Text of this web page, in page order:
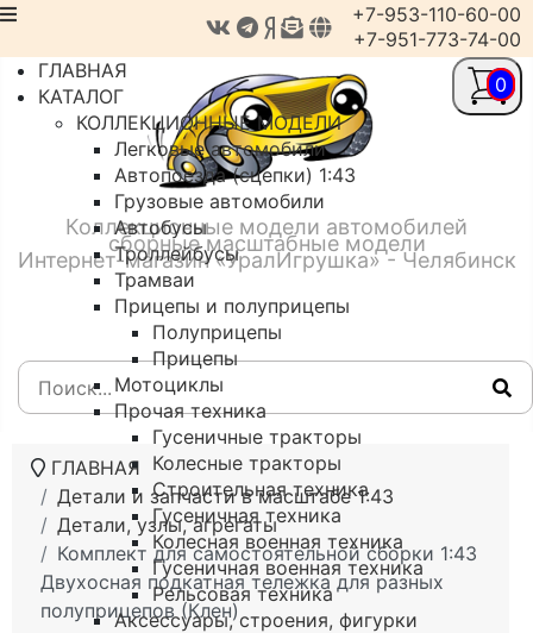
Коллекционные модели автомобилей
сборные масштабные модели
Интернет-магазин «УралИгрушка» - Челябинск
+7-953-110-60-00
+7-951-773-74-00
ГЛАВНАЯ
КАТАЛОГ
КОЛЛЕКЦИОННЫЕ МОДЕЛИ
Легковые автомобили
Автопоезда (сцепки) 1:43
Грузовые автомобили
Автобусы
Троллейбусы
Трамваи
Прицепы и полуприцепы
Полуприцепы
Прицепы
Мотоциклы
Прочая техника
Гусеничные тракторы
Колесные тракторы
Строительная техника
Гусеничная техника
Колесная военная техника
Гусеничная военная техника
Рельсовая техника
Аксессуары, строения, фигурки
ГЛАВНАЯ
Детали и запчасти в масштабе 1:43
Детали, узлы, агрегаты
Комплект для самостоятельной сборки 1:43
Двухосная подкатная тележка для разных
полуприцепов (Клен)
0